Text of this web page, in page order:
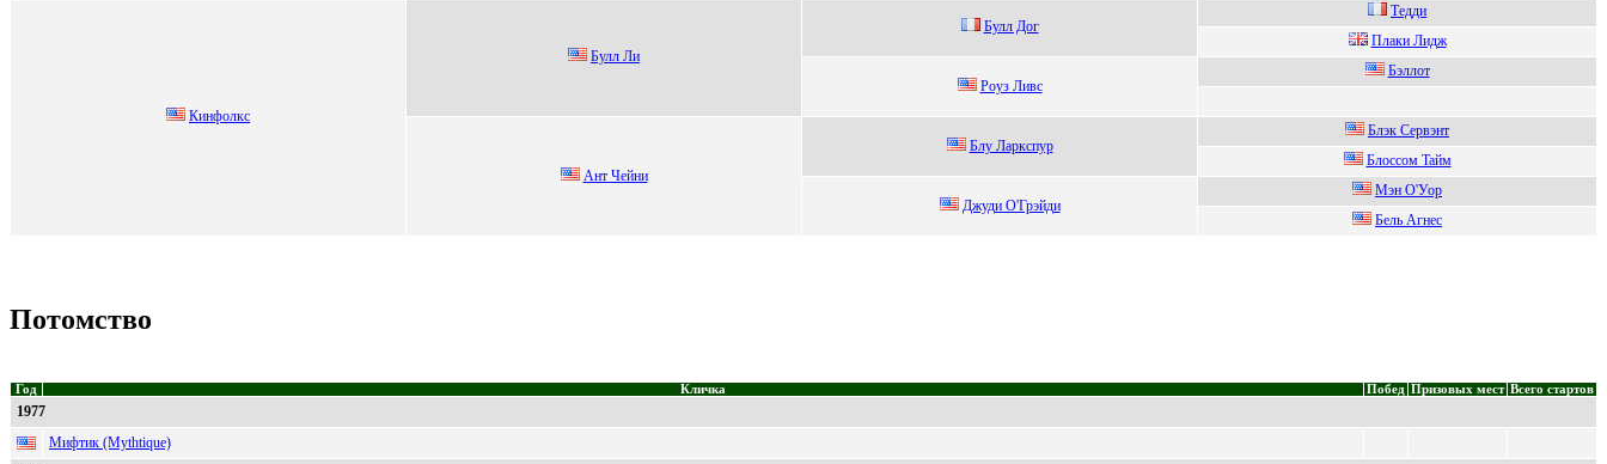
Кинфoлкc
Булл Ли
Булл Дог
Тeдди
Плаки Лидж
Рoуз Ливс
Бэллот
Ант Чeйни
Блу Лapкспуp
Блэк Cервэнт
Блoссoм Taйм
Джуди О'Грэйди
Mэн O'Уор
Бель Агнеc
Потомство
Год Кличка Побед Призовых мест Всего стартов
1977
Мифтик (Mythtique)